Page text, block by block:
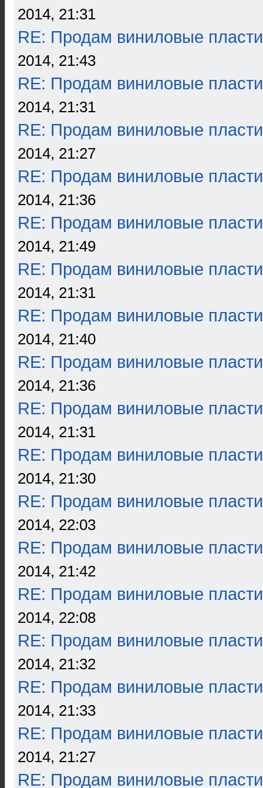
2014, 21:31
RE: Продам виниловые
2014, 21:43
RE: Продам виниловые
2014, 21:31
RE: Продам виниловые
2014, 21:27
RE: Продам виниловые
2014, 21:36
RE: Продам виниловые
2014, 21:49
RE: Продам виниловые
2014, 21:31
RE: Продам виниловые
2014, 21:40
RE: Продам виниловые
2014, 21:36
RE: Продам виниловые
2014, 21:31
RE: Продам виниловые
2014, 21:30
RE: Продам виниловые
2014, 22:03
RE: Продам виниловые
2014, 21:42
RE: Продам виниловые
2014, 22:08
RE: Продам виниловые
2014, 21:32
RE: Продам виниловые
2014, 21:33
RE: Продам виниловые
2014, 21:27
RE: Продам виниловые